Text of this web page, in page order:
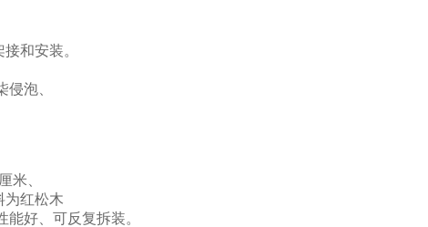
和安装。
泡、
米、
红松木
好、可反复拆装。